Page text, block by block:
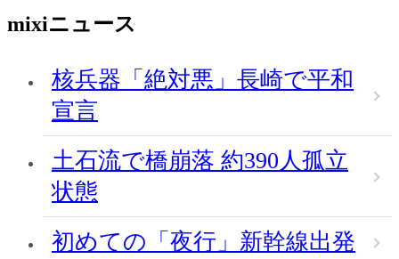
mixiニュース
核兵器「絶対悪」長崎で平和
宣言
土石流で橋崩落 約390人孤立
状態
初めての「夜行」新幹線出発